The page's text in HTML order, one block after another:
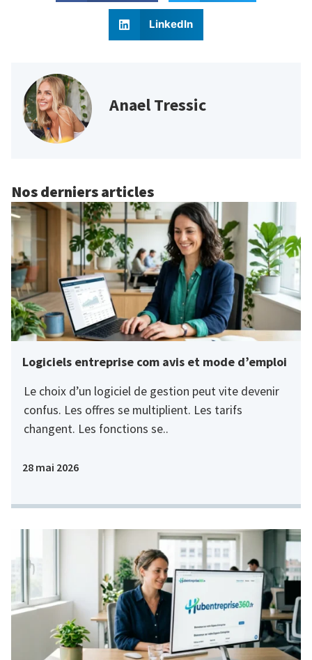
LinkedIn
Anael Tressic
Nos derniers articles
Logiciels entreprise com avis et mode d’emploi
Le choix d’un logiciel de gestion peut vite devenir
confus. Les offres se multiplient. Les tarifs
changent. Les fonctions se..
28 mai 2026